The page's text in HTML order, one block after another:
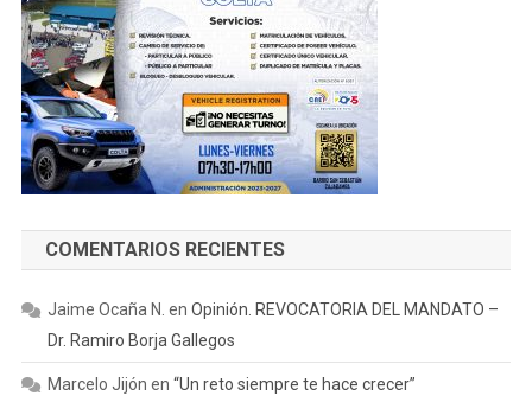
COMENTARIOS RECIENTES
Jaime Ocaña N. en Opinión. REVOCATORIA DEL MANDATO –
Dr. Ramiro Borja Gallegos
Marcelo Jijón en “Un reto siempre te hace crecer”